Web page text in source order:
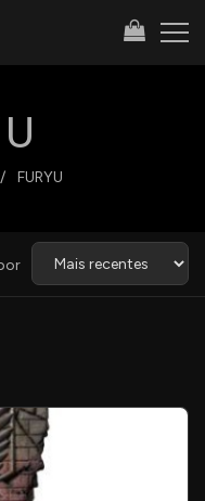
FURYU
Ordenar